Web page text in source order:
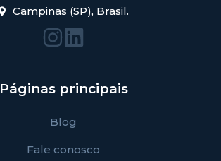
Campinas (SP), Brasil.
Páginas principais
Blog
Fale conosco